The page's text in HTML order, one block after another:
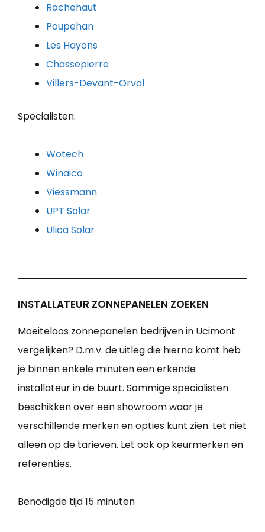
Rochehaut
Poupehan
Les Hayons
Chassepierre
Villers-Devant-Orval
Specialisten:
Wotech
Winaico
Viessmann
UPT Solar
Ulica Solar
INSTALLATEUR ZONNEPANELEN ZOEKEN
Moeiteloos zonnepanelen bedrijven in Ucimont
vergelijken? D.m.v. de uitleg die hierna komt heb
je binnen enkele minuten een erkende
installateur in de buurt. Sommige specialisten
beschikken over een showroom waar je
verschillende merken en opties kunt zien. Let niet
alleen op de tarieven. Let ook op keurmerken en
referenties.
Benodigde tijd15 minuten